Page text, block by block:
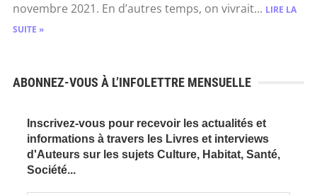
novembre 2021. En d’autres temps, on vivrait... LIRE LA
SUITE »
ABONNEZ-VOUS À L’INFOLETTRE MENSUELLE
Inscrivez-vous pour recevoir les actualités et
informations à travers les Livres et interviews
d'Auteurs sur les sujets Culture, Habitat, Santé,
Société...